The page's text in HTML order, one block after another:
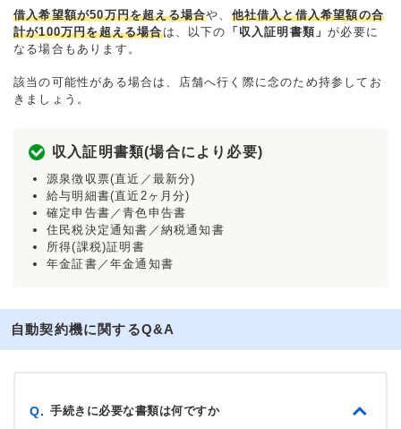
借入希望額が50万円を超える場合や、 他社借入と借入希望額の合
計が100万円を超える場合は、以下の 「収入証明書類」が必要に
なる場合もあります。
該当の可能性がある場合は、店舗へ行く際に念のため持参してお
きましょう。
収入証明書類(場合により必要)
源泉徴収票(直近／最新分)
給与明細書(直近2ヶ月分)
確定申告書／青色申告書
住民税決定通知書／納税通知書
所得(課税)証明書
年金証書／年金通知書
自動契約機に関するQ&A
Q. 手続きに必要な書類は何ですか